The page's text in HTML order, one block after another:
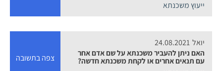
ייעוץ משכנתא
יואל 24.08.2021
האם ניתן להעביר משכנתא על שם אדם אחר
עם תנאים אחרים או לקחת משכנתא חדשה?
צפה בתשובה